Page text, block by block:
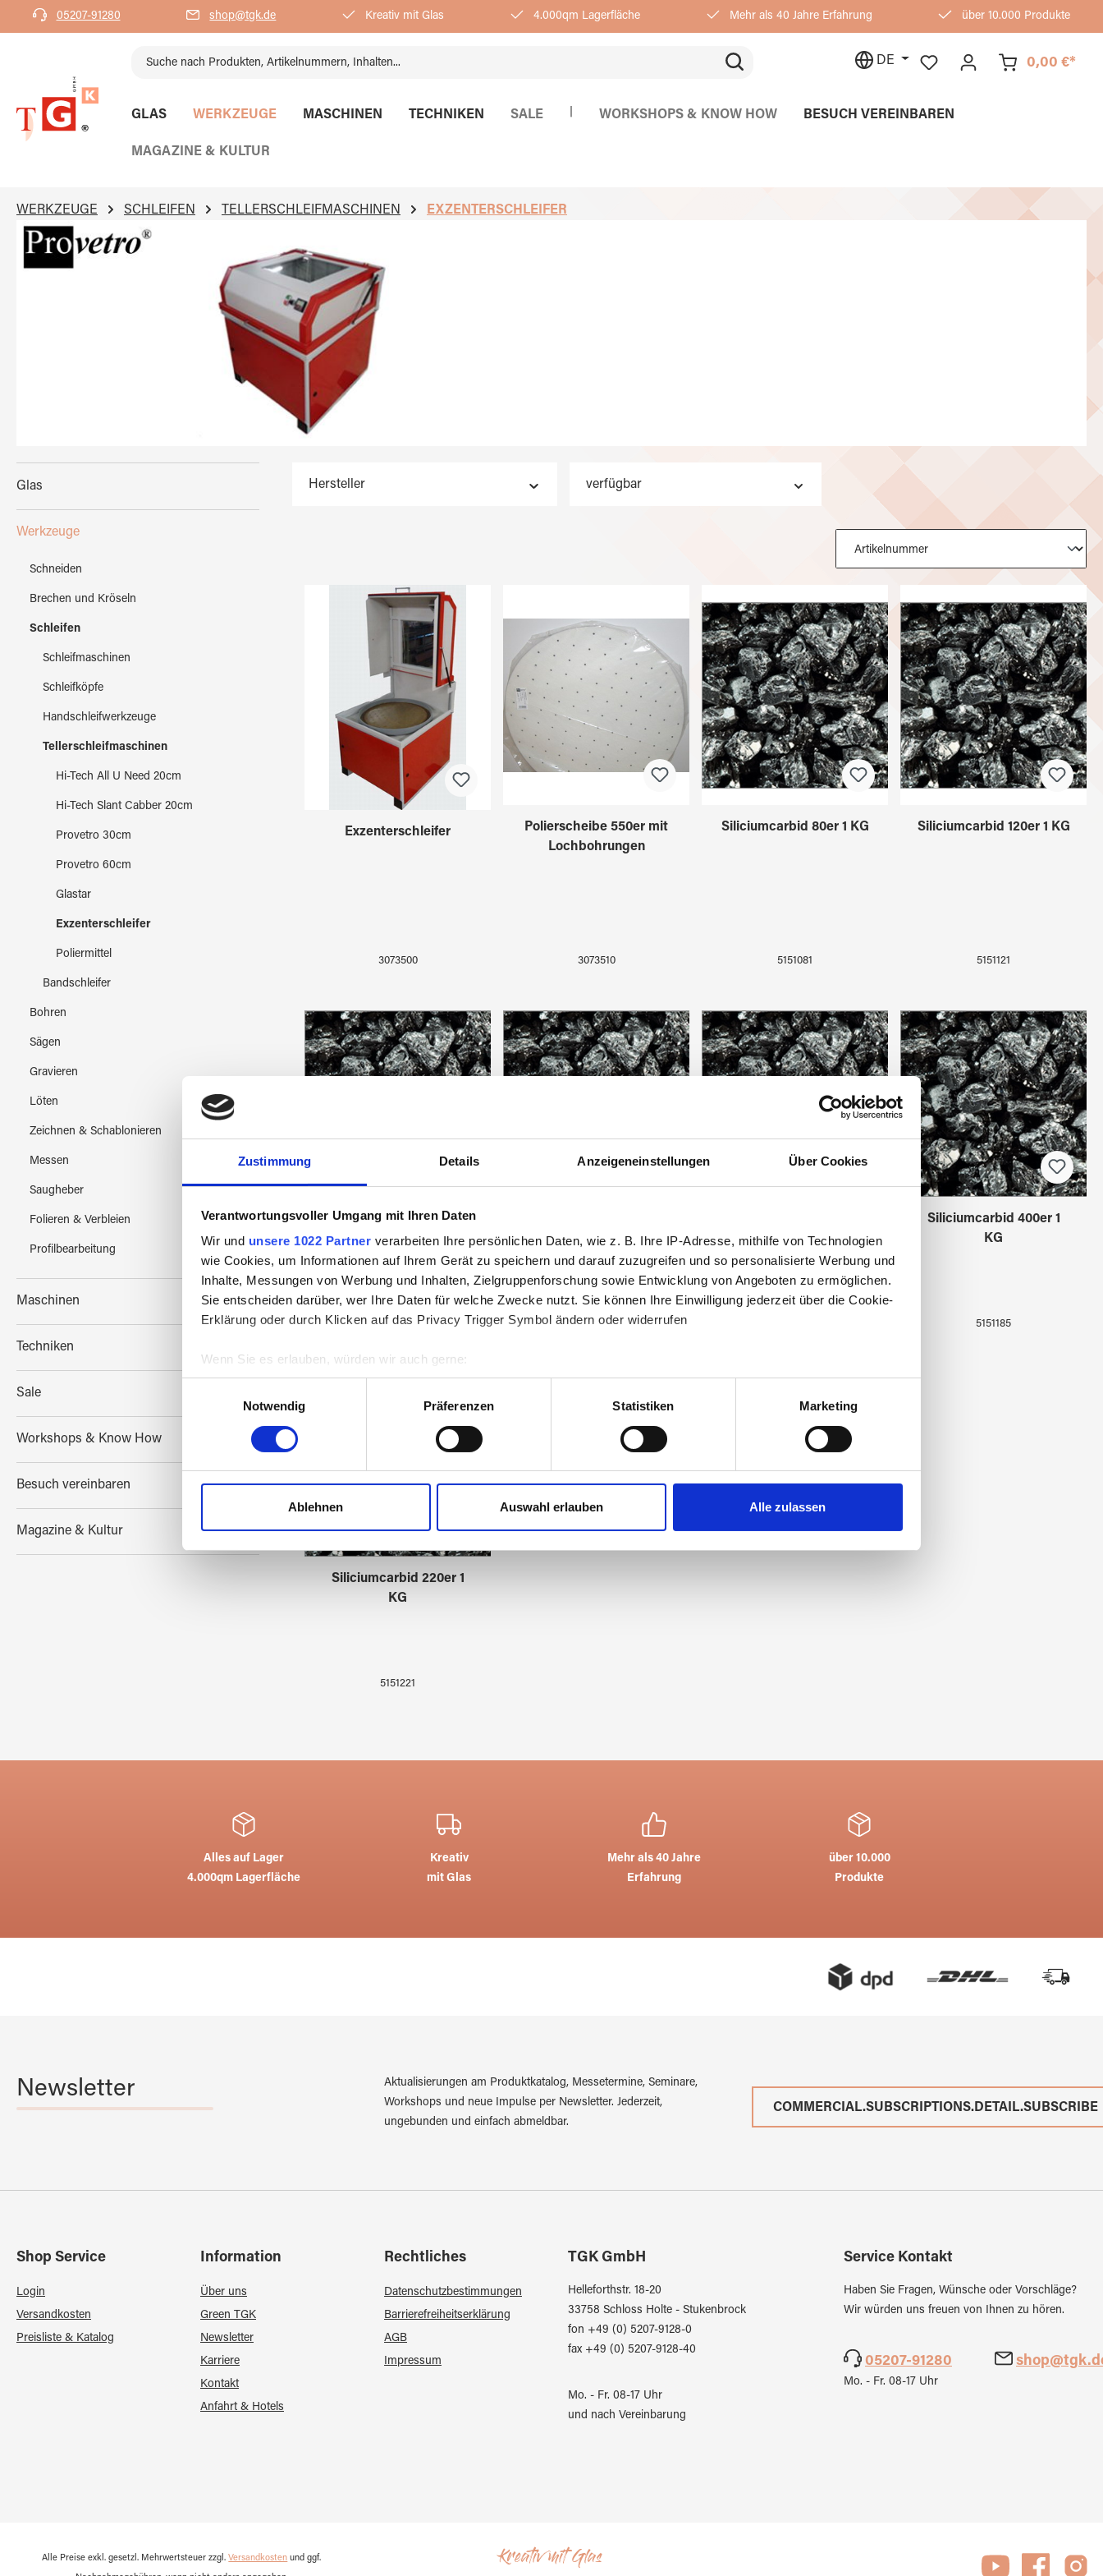
Zustimmung Details Anzeigeneinstellungen Über Cookies
Verantwortungsvoller Umgang mit Ihren Daten
Wir und unsere 1022 Partner verarbeiten Ihre persönlichen Daten, wie z. B. Ihre IP-Adresse, mithilfe von Technologien
wie Cookies, um Informationen auf Ihrem Gerät zu speichern und darauf zuzugreifen und so personalisierte Werbung und
Inhalte, Messungen von Werbung und Inhalten, Zielgruppenforschung sowie Entwicklung von Angeboten zu ermöglichen.
Sie entscheiden darüber, wer Ihre Daten für welche Zwecke nutzt. Sie können Ihre Einwilligung jederzeit über die Cookie-
Erklärung oder durch Klicken auf das Privacy Trigger Symbol ändern oder widerrufen
Wenn Sie es erlauben, würden wir auch gerne:
Informationen über Ihre geografische Lage erfassen, welche bis auf einige Meter genau sein können
Ihr Gerät durch aktives Scannen nach bestimmten Merkmalen (Fingerprinting) identifizieren
Erfahren Sie mehr darüber, wie Ihre persönlichen Daten verarbeitet werden, und legen Sie Ihre Präferenzen imAbschnitt
Einzelheitenfest.
Wir verwenden Cookies, um Inhalte und Anzeigen zu personalisieren, Funktionen für soziale Medien anbieten zu können
und die Zugriffe auf unsere Website zu analysieren. Außerdem geben wir Informationen zu Ihrer Verwendung unserer
Notwendig
Präferenzen Statistiken Marketing
Ablehnen Auswahl erlauben Alle zulassen
Zur Hauptnavigation springen
05207-91280 shop@tgk.de Kreativ mit Glas 4.000qm Lagerfläche Mehr als 40 Jahre Erfahrung über 10.000 Produkte
DE 0,00 €*
GLAS WERKZEUGE MASCHINEN TECHNIKEN SALE WORKSHOPS & KNOW HOW BESUCH VEREINBAREN
MAGAZINE & KULTUR
WERKZEUGE SCHLEIFEN TELLERSCHLEIFMASCHINEN EXZENTERSCHLEIFER
Glas
Werkzeuge
Schneiden
Brechen und Kröseln
Schleifen
Schleifmaschinen
Schleifköpfe
Handschleifwerkzeuge
Tellerschleifmaschinen
Hi-Tech All U Need 20cm
Hi-Tech Slant Cabber 20cm
Provetro 30cm
Provetro 60cm
Glastar
Exzenterschleifer
Poliermittel
Bandschleifer
Bohren
Sägen
Gravieren
Löten
Zeichnen & Schablonieren
Messen
Saugheber
Folieren & Verbleien
Profilbearbeitung
Maschinen
Techniken
Sale
Workshops & Know How
Besuch vereinbaren
Magazine & Kultur
Hersteller verfügbar
Exzenterschleifer
3073500
Polierscheibe 550er mit
Lochbohrungen
3073510
Siliciumcarbid 80er 1 KG
5151081
Siliciumcarbid 120er 1 KG
5151121
Siliciumcarbid 150er 1 KG
5151151 5151183
KG
Siliciumcarbid 400er 1
KG
5151185
Siliciumcarbid 220er 1
KG
5151221
Alles auf Lager
4.000qm Lagerfläche
Kreativ
mit Glas
Mehr als 40 Jahre
Erfahrung
über 10.000
Produkte
Newsletter
Aktualisierungen am Produktkatalog, Messetermine, Seminare,
Workshops und neue Impulse per Newsletter. Jederzeit,
ungebunden und einfach abmeldbar.
COMMERCIAL.SUBSCRIPTIONS.DETAIL.SUBSCRIBE
Shop Service
Login
Versandkosten
Preisliste & Katalog
Information
Über uns
Green TGK
Newsletter
Karriere
Kontakt
Anfahrt & Hotels
Rechtliches
Datenschutzbestimmungen
Barrierefreiheitserklärung
AGB
Impressum
TGK GmbH
Helleforthstr. 18-20
33758 Schloss Holte - Stukenbrock
fon +49 (0) 5207-9128-0
fax +49 (0) 5207-9128-40
Mo. - Fr. 08-17 Uhr
und nach Vereinbarung
Service Kontakt
Haben Sie Fragen, Wünsche oder Vorschläge?
Wir würden uns freuen von Ihnen zu hören.
05207-91280
Mo. - Fr. 08-17 Uhr
Alle Preise exkl. gesetzl. Mehrwertsteuer zzgl.Versandkosten und ggf. Kreativ mit Glas